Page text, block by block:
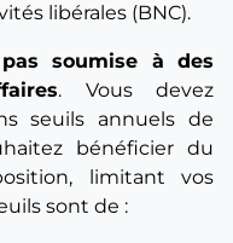
libérales (BNC).
soumise à des
. Vous devez
seuils annuels de
bénéficier du
limitant vos
sont de :